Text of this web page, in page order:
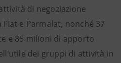
di negoziazione
e Parmalat, nonché 37
e 85 milioni di apporto
dei gruppi di attività in